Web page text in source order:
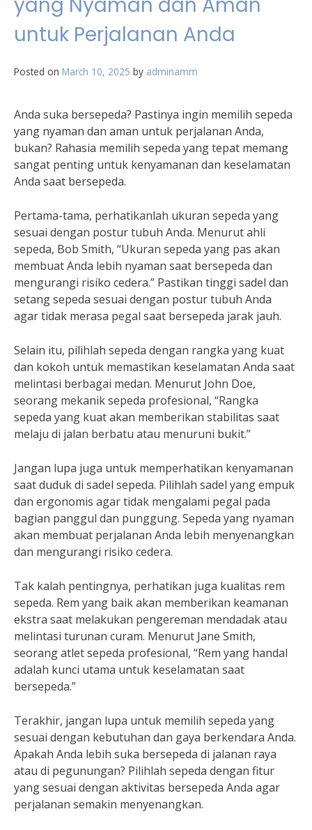
untuk Perjalanan Anda
Posted on March 10, 2025 by adminamm
Anda suka bersepeda? Pastinya ingin memilih sepeda
yang nyaman dan aman untuk perjalanan Anda,
bukan? Rahasia memilih sepeda yang tepat memang
sangat penting untuk kenyamanan dan keselamatan
Anda saat bersepeda.
Pertama-tama, perhatikanlah ukuran sepeda yang
sesuai dengan postur tubuh Anda. Menurut ahli
sepeda, Bob Smith, “Ukuran sepeda yang pas akan
membuat Anda lebih nyaman saat bersepeda dan
mengurangi risiko cedera.” Pastikan tinggi sadel dan
setang sepeda sesuai dengan postur tubuh Anda
agar tidak merasa pegal saat bersepeda jarak jauh.
Selain itu, pilihlah sepeda dengan rangka yang kuat
dan kokoh untuk memastikan keselamatan Anda saat
melintasi berbagai medan. Menurut John Doe,
seorang mekanik sepeda profesional, “Rangka
sepeda yang kuat akan memberikan stabilitas saat
melaju di jalan berbatu atau menuruni bukit.”
Jangan lupa juga untuk memperhatikan kenyamanan
saat duduk di sadel sepeda. Pilihlah sadel yang empuk
dan ergonomis agar tidak mengalami pegal pada
bagian panggul dan punggung. Sepeda yang nyaman
akan membuat perjalanan Anda lebih menyenangkan
dan mengurangi risiko cedera.
Tak kalah pentingnya, perhatikan juga kualitas rem
sepeda. Rem yang baik akan memberikan keamanan
ekstra saat melakukan pengereman mendadak atau
melintasi turunan curam. Menurut Jane Smith,
seorang atlet sepeda profesional, “Rem yang handal
adalah kunci utama untuk keselamatan saat
bersepeda.”
Terakhir, jangan lupa untuk memilih sepeda yang
sesuai dengan kebutuhan dan gaya berkendara Anda.
Apakah Anda lebih suka bersepeda di jalanan raya
atau di pegunungan? Pilihlah sepeda dengan fitur
yang sesuai dengan aktivitas bersepeda Anda agar
perjalanan semakin menyenangkan.